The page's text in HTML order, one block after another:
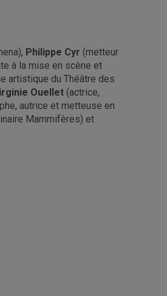
Philippe Cyr (metteur
à la mise en scène et
artistique du Théâtre des
Ouellet (actrice,
autrice et metteuse en
Mammifères) et